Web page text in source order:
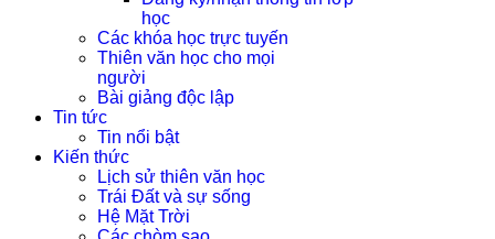
học
Các khóa học trực tuyến
Thiên văn học cho mọi
người
Bài giảng độc lập
Tin tức
Tin nổi bật
Kiến thức
Lịch sử thiên văn học
Trái Đất và sự sống
Hệ Mặt Trời